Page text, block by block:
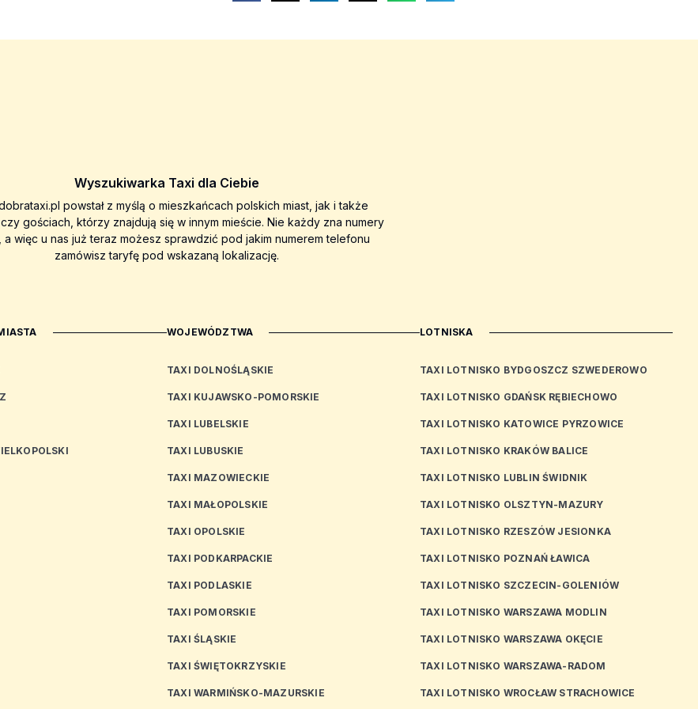
Wyszukiwarka Taxi dla Ciebie
powstał z myślą o mieszkańcach polskich miast, jak i także
gościach, którzy znajdują się w innym mieście. Nie każdy zna numery
a więc u nas już teraz możesz sprawdzić pod jakim numerem telefonu
zamówisz taryfę pod wskazaną lokalizację.
WOJEWÓDZTWA
TAXI DOLNOŚLĄSKIE
TAXI KUJAWSKO-POMORSKIE
TAXI LUBELSKIE
TAXI LUBUSKIE
TAXI MAZOWIECKIE
TAXI MAŁOPOLSKIE
TAXI OPOLSKIE
TAXI PODKARPACKIE
TAXI PODLASKIE
TAXI POMORSKIE
TAXI ŚLĄSKIE
TAXI ŚWIĘTOKRZYSKIE
TAXI WARMIŃSKO-MAZURSKIE
LOTNISKA
TAXI LOTNISKO BYDGOSZCZ SZWEDEROWO
TAXI LOTNISKO GDAŃSK RĘBIECHOWO
TAXI LOTNISKO KATOWICE PYRZOWICE
TAXI LOTNISKO KRAKÓW BALICE
TAXI LOTNISKO LUBLIN ŚWIDNIK
TAXI LOTNISKO OLSZTYN-MAZURY
TAXI LOTNISKO RZESZÓW JESIONKA
TAXI LOTNISKO POZNAŃ ŁAWICA
TAXI LOTNISKO SZCZECIN-GOLENIÓW
TAXI LOTNISKO WARSZAWA MODLIN
TAXI LOTNISKO WARSZAWA OKĘCIE
TAXI LOTNISKO WARSZAWA-RADOM
TAXI LOTNISKO WROCŁAW STRACHOWICE